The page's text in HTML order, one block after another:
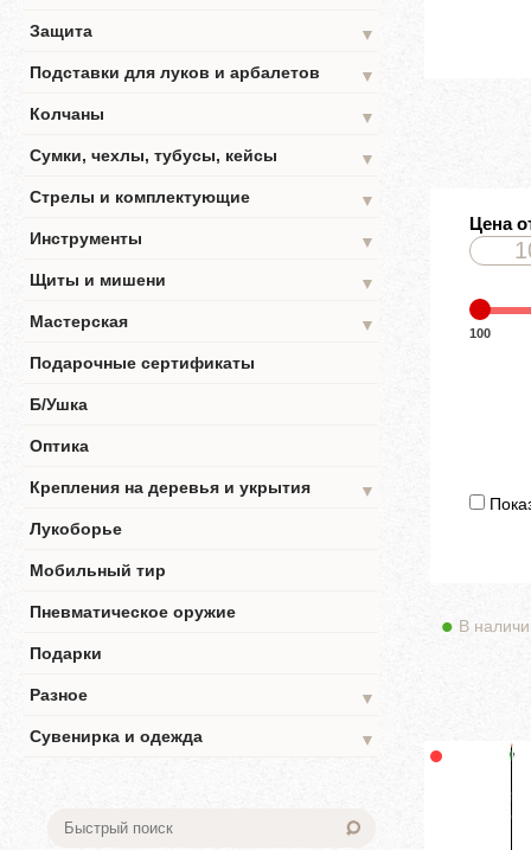
Защита
▼
Подставки для луков и арбалетов
▼
Колчаны
▼
Сумки, чехлы, тубусы, кейсы
▼
Стрелы и комплектующие
▼
Инструменты
▼
Щиты и мишени
▼
Мастерская
▼
Подарочные сертификаты
Б/Ушка
Оптика
Крепления на деревья и укрытия
▼
Лукоборье
Мобильный тир
Пневматическое оружие
Подарки
Разное
▼
Сувенирка и одежда
▼
Цена
100
В